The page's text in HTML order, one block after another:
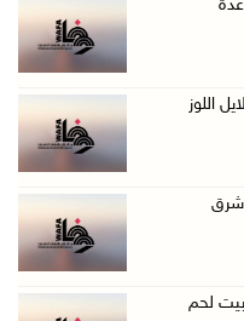
برك سلي ...
من مخيم قل ...
معدلها ...
اللوز
شرق
لحم